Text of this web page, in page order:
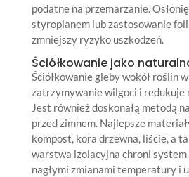
podatne na przemarzanie.
styropianem lub zastosowanie
zmniejszy ryzyko uszkodzeń.
Ściółkowanie jako
Ściółkowanie gleby wokół roślin
zatrzymywanie wilgoci i redukuje
Jest również doskonałą metodą
przed zimnem. Najlepsze
kompost, kora drzewna, liście, a
warstwa izolacyjna chroni
nagłymi zmianami temperatury i